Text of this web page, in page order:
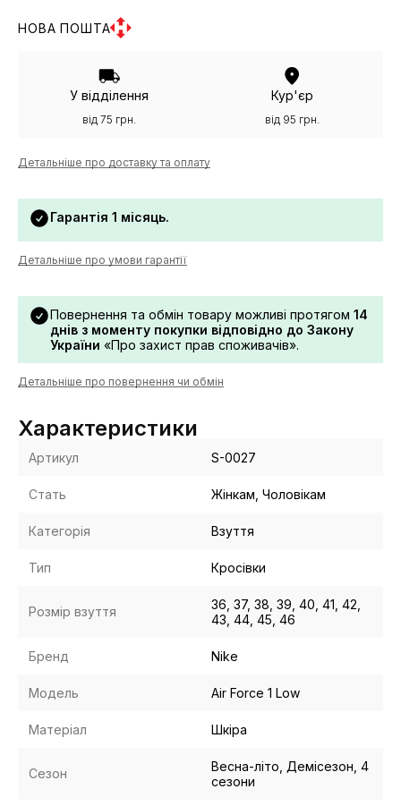
НОВА ПОШТА
У відділення
від 75 грн.
Кур'єр
від 95 грн.
Детальніше про доставку та оплату
Гарантія 1 місяць.
Детальніше про умови гарантії
Повернення та обмін товару можливі протягом 14
днів з моменту покупки відповідно до Закону
України «Про захист прав споживачів».
Детальніше про повернення чи обмін
Характеристики
Артикул S-0027
Стать Жінкам, Чоловікам
Категорія Взуття
Тип Кросівки
Розмір взуття
36, 37, 38, 39, 40, 41, 42,
43, 44, 45, 46
Бренд Nike
Модель Air Force 1 Low
Матеріал Шкіра
Сезон
Весна-літо, Демісезон, 4
сезони